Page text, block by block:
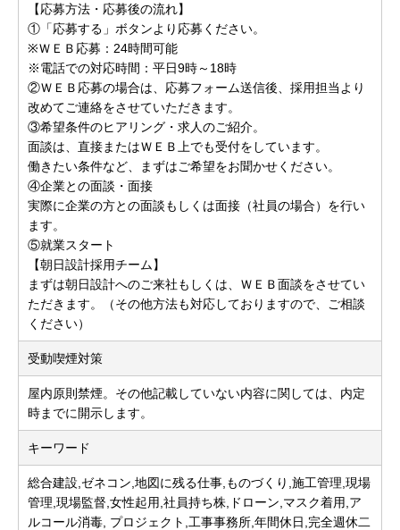
【応募方法・応募後の流れ】
①「応募する」ボタンより応募ください。
※ＷＥＢ応募：24時間可能
※電話での対応時間：平日9時～18時
②ＷＥＢ応募の場合は、応募フォーム送信後、採用担当より
改めてご連絡をさせていただきます。
③希望条件のヒアリング・求人のご紹介。
面談は、直接またはＷＥＢ上でも受付をしています。
働きたい条件など、まずはご希望をお聞かせください。
④企業との面談・面接
実際に企業の方との面談もしくは面接（社員の場合）を行い
ます。
⑤就業スタート
【朝日設計採用チーム】
まずは朝日設計へのご来社もしくは、ＷＥＢ面談をさせてい
ただきます。（その他方法も対応しておりますので、ご相談
ください）
受動喫煙対策
屋内原則禁煙。その他記載していない内容に関しては、内定
時までに開示します。
キーワード
総合建設,ゼネコン,地図に残る仕事,ものづくり,施工管理,現場
管理,現場監督,女性起用,社員持ち株,ドローン,マスク着用,ア
ルコール消毒, プロジェクト,工事事務所,年間休日,完全週休二